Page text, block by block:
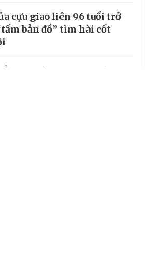
cựu giao liên 96 tuổi trở
bản đồ” tìm hài cốt